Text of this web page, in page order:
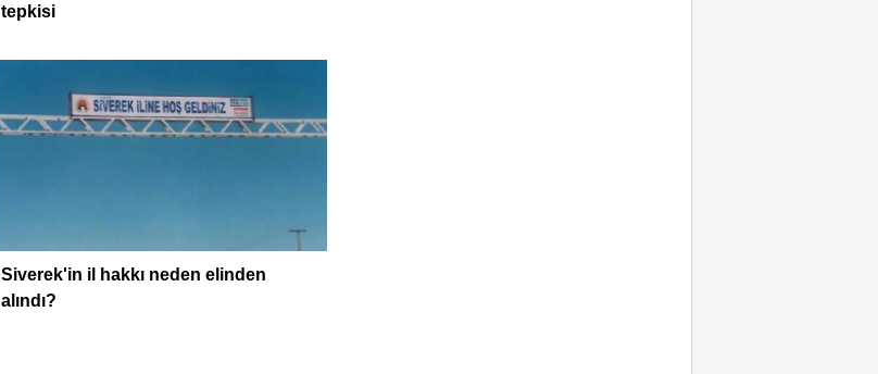
tepkisi
Siverek'in il hakkı neden elinden
alındı?